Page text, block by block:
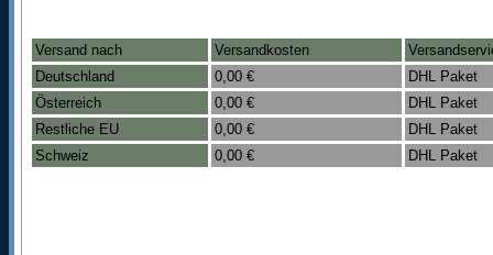
Versand nach Versandkosten
Deutschland
0,00 €
DHL Paket
Österreich
0,00 €
DHL Paket
Restliche EU
0,00 €
DHL Paket
Schweiz
0,00 € DHL Paket